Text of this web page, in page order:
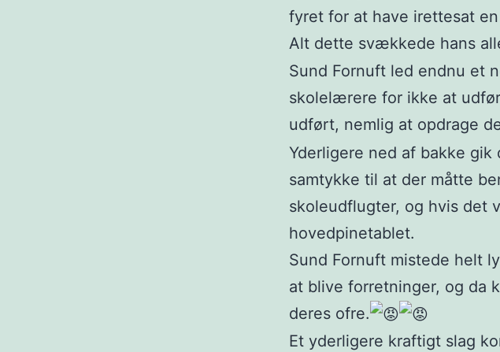
fyret for at have irettesat
Alt dette svækkede hans
Sund Fornuft led endnu et
skolelærere for ikke at
udført, nemlig at opdrage
Yderligere ned af bakke
samtykke til at der måtte
skoleudflugter, og hvis det
hovedpinetablet.
Sund Fornuft mistede helt
at blive forretninger, og da
deres ofre.
Et yderligere kraftigt slag